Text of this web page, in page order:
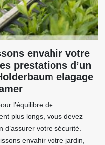
envahir votre
prestations d’un
elagage
l’équilibre de
plus longs, vous devez
d’assurer votre sécurité.
envahir votre jardin,